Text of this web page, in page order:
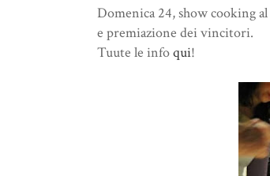
Domenica 24, show cooking al
e premiazione dei vincitori.
Tuute le infoqui!